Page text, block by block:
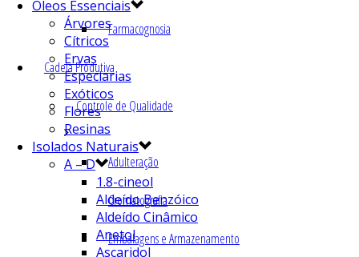
Farmacognosia
Cadeia Produtiva
Controle de Qualidade
Adulteração
Cromatografia
Embalagens e Armazenamento
Óleos Essenciais
Árvores
Cítricos
Ervas
Especiarias
Exóticos
Flores
Resinas
Isolados Naturais
A – D
1.8-cineol
Aldeído Benzóico
Aldeído Cinâmico
Anetol
Ascaridol